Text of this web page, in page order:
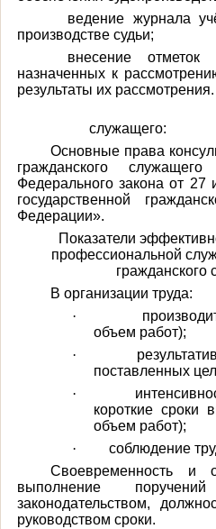
ведение журнала
производстве судьи;
внесение
назначенных к
результаты их рассмотрения.
Основные права
гражданского
Федерального закона от
государственной
Федерации».
Показатели
профессиональной
гражданского
В организации труда:
·
объем работ);
·
поставленных
·
короткие сроки
объем работ);
·
соблюдение
Своевременность и
выполнение
законодательством,
руководством сроки.